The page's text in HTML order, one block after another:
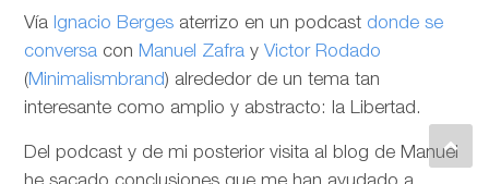
Vía Ignacio Berges aterrizo en un podcast donde se
conversa con Manuel Zafra y Victor Rodado
(Minimalismbrand) alrededor de un tema tan
interesante como amplio y abstracto: la Libertad.
Del podcast y de mi posterior visita al blog de Manuel